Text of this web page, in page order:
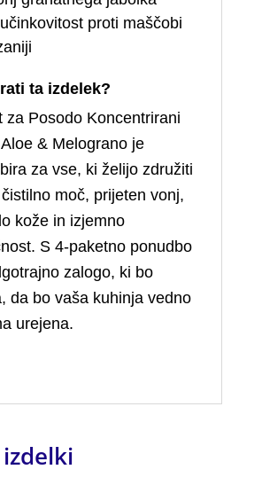
proti maščobi
ta izdelek?
za Posodo Koncentrirani
& Melograno je
za vse, ki želijo združiti
moč, prijeten vonj,
kože in izjemno
S 4‑paketno ponudbo
zalogo, ki bo
da bo vaša kuhinja vedno
urejena.